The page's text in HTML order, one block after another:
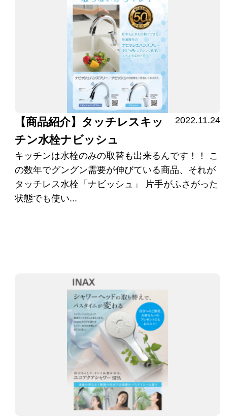
【商品紹介】タッチレスキッ
チン水栓ナビッシュ
2022.11.24
キッチンは水栓のみの取替も出来るんです！！ こ
の数年でグングン需要が伸びている商品、それが
タッチレス水栓「ナビッシュ」 片手がふさがった
状態でも使い...